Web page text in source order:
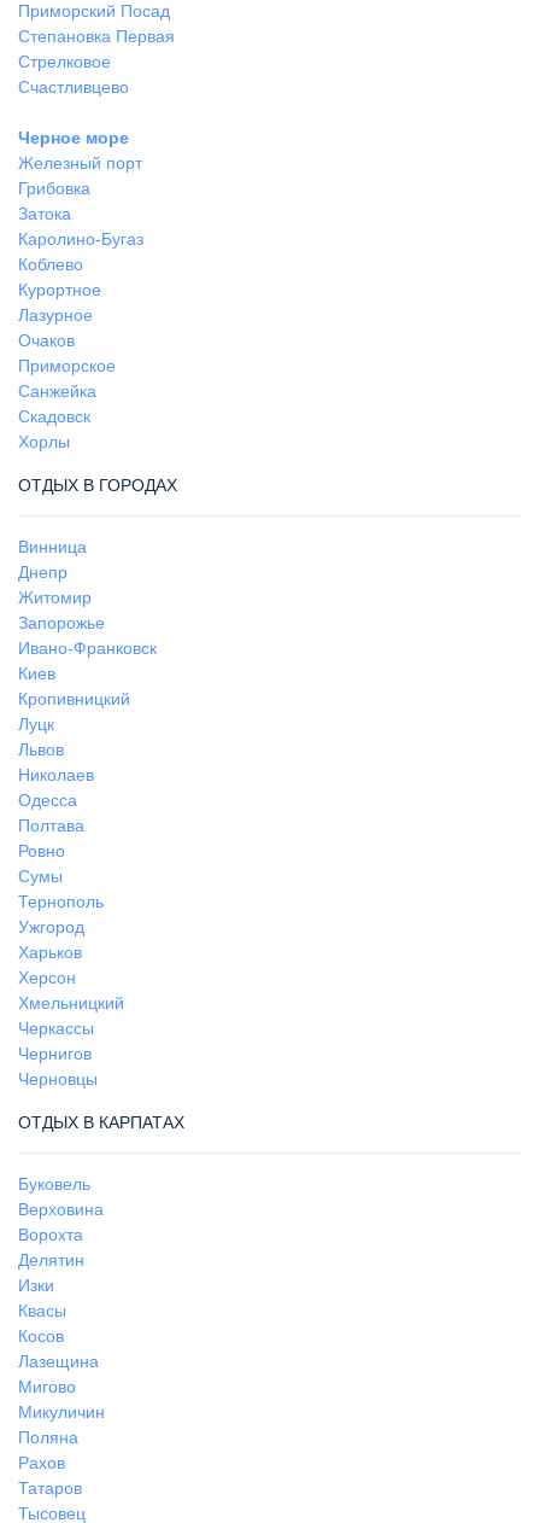
Приморский Посад
Степановка Первая
Стрелковое
Счастливцево
Черное море
Железный порт
Грибовка
Затока
Каролино-Бугаз
Коблево
Курортное
Лазурное
Очаков
Приморское
Санжейка
Скадовск
Хорлы
ОТДЫХ В ГОРОДАХ
Винница
Днепр
Житомир
Запорожье
Ивано-Франковск
Киев
Кропивницкий
Луцк
Львов
Николаев
Одесса
Полтава
Ровно
Сумы
Тернополь
Ужгород
Харьков
Херсон
Хмельницкий
Черкассы
Чернигов
Черновцы
ОТДЫХ В КАРПАТАХ
Буковель
Верховина
Ворохта
Делятин
Изки
Квасы
Косов
Лазещина
Мигово
Микуличин
Поляна
Рахов
Татаров
Тысовец